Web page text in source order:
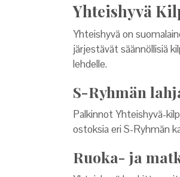
Yhteishyvä
Yhteishyvä on
järjestävät säännöllisiä
lehdelle.
S-Ryhmän
Palkinnot Yhteishyvä-
ostoksia eri S-Ryhmän
Ruoka- ja